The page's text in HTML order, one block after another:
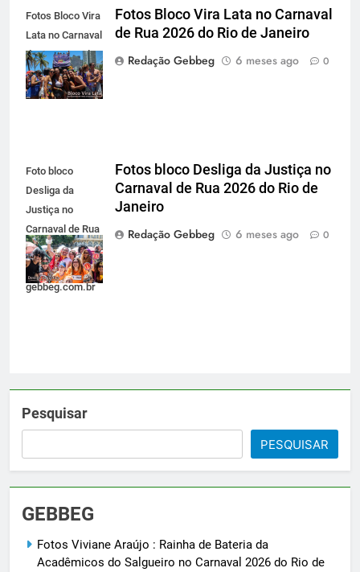
Fotos Bloco Vira
Lata no Carnaval
de Rua 2026 do
Rio de Janeiro
Fotos Bloco Vira Lata no Carnaval
de Rua 2026 do Rio de Janeiro
Redação Gebbeg
6 meses ago 0
Foto bloco
Desliga da
Justiça no
Carnaval de Rua
2026 do Rio de
Janeiro -
gebbeg.com.br
Fotos bloco Desliga da Justiça no
Carnaval de Rua 2026 do Rio de
Janeiro
Redação Gebbeg
6 meses ago 0
Pesquisar
PESQUISAR
GEBBEG
Fotos Viviane Araújo : Rainha de Bateria da
Acadêmicos do Salgueiro no Carnaval 2026 do Rio de